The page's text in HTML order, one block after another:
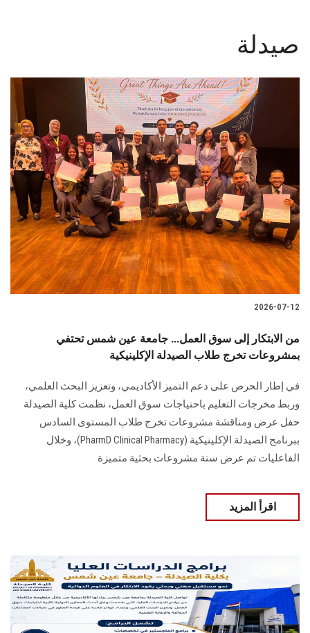
الأنظمة الذكية
الإعلام
تواصل معنا
الطلاب
هيئة التدريس
الدراسات العليا
الزائـرون
سجل الان
صيدلة
2026-07-12
من الابتكار إلى سوق العمل... جامعة عين شمس تحتفي
بمشروعات تخرج طلاب الصيدلة الإكلينيكية
في إطار الحرص على دعم التميز الأكاديمي، وتعزيز البحث العلمي،
وربط مخرجات التعليم باحتياجات سوق العمل، نظمت كلية الصيدلة
حفل عرض ومناقشة مشروعات تخرج طلاب المستوى السادس
ببرنامج الصيدلة الإكلينيكية (PharmD Clinical Pharmacy)، وخلال
الفاعليات تم عرض ستة مشروعات بحثية متميزة
اقرأ المزيد